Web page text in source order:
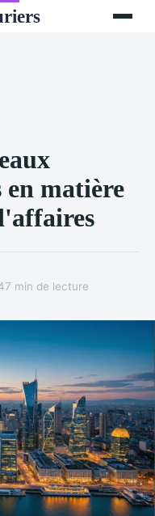
en matière
7 min de lecture